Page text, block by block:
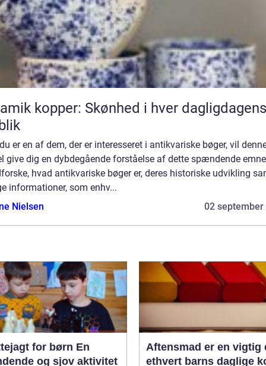
kopper: Skønhed i hver dagligdagens
er en af dem, der er interesseret i antikvariske bøger, vil
give dig en dybdegående forståelse af dette spændende
hvad antikvariske bøger er, deres historiske udvikling
informationer, som enhv...
Nielsen
02 september
for børn En
og sjov aktivitet
Aftensmad er en vigtig
ethvert barns daglige